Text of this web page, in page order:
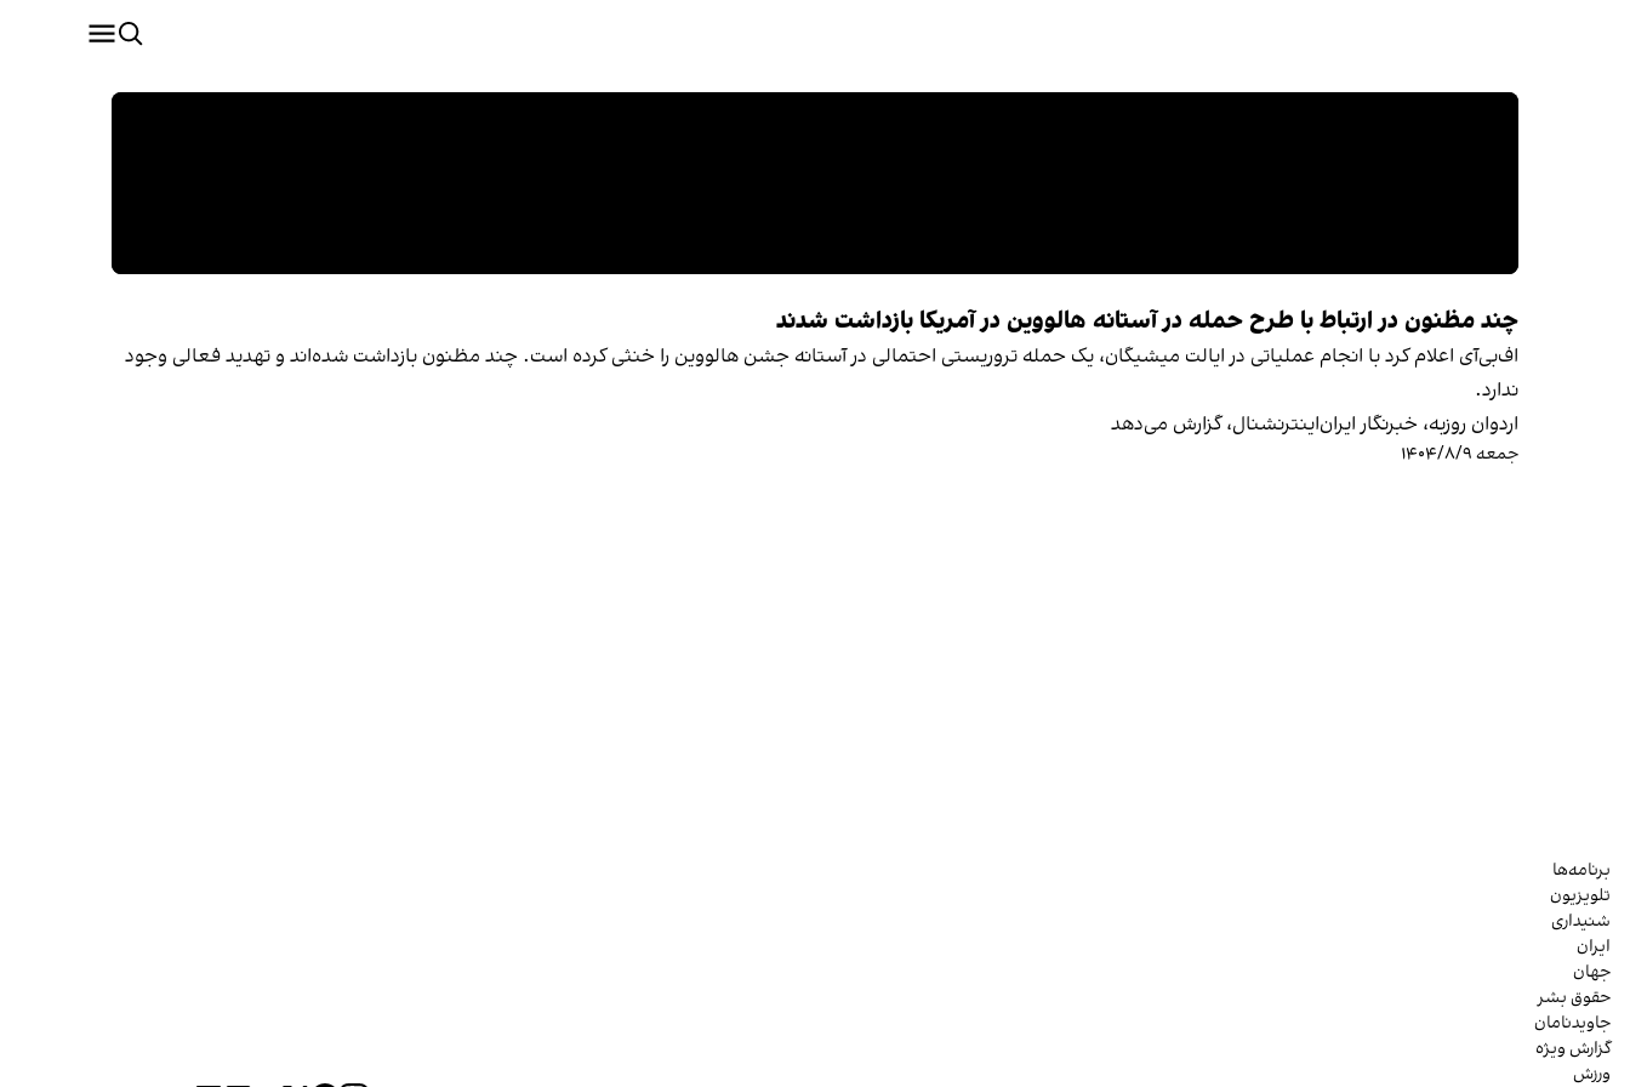
چند مظنون در ارتباط با طرح حمله در آستانه هالووین در آمریکا بازداشت شدند
اف‌بی‌آی اعلام کرد با انجام عملیاتی در ایالت میشیگان، یک حمله تروریستی احتمالی در آستانه جشن هالووین را خنثی کرده است. چند مظنون بازداشت شده‌اند و تهدید فعالی وجود
ندارد.
اردوان روزبه، خبرنگار ایران‌اینترنشنال، گزارش می‌دهد
جمعه ۱۴۰۴/۸/۹
برنامه‌ها
تلویزیون
شنیداری
ایران
جهان
حقوق بشر
جاویدنامان
گزارش ویژه
ورزش